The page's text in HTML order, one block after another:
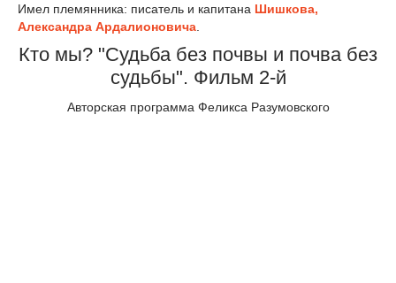
Имел племянника: писатель и капитана Шишкова,
Александра Ардалионовича
Кто мы? "Судьба без почвы и почва без
судьбы". Фильм 2-й
Авторская программа Феликса Разумовского